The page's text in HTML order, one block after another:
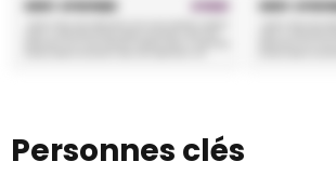
Personnes clés